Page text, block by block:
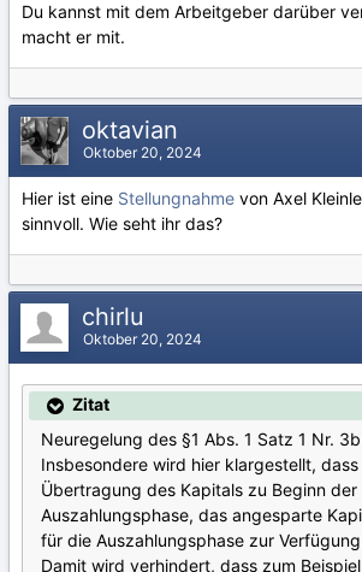
Du kannst mit dem Arbeitgeber darüber
macht er mit.
oktavian
Oktober 20, 2024
Hier ist eine Stellungnahme von Axel
sinnvoll. Wie seht ihr das?
chirlu
Oktober 20, 2024
Zitat
Neuregelung des §1 Abs. 1 Satz 1 Nr.
Insbesondere wird hier klargestellt,
Übertragung des Kapitals zu Beginn der
Auszahlungsphase, das angesparte
für die Auszahlungsphase zur
Damit wird verhindert, dass zum